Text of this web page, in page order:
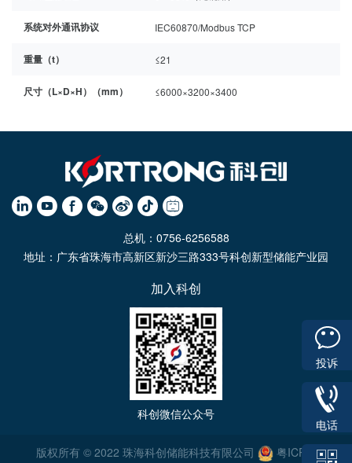
系统对外通讯协议 IEC60870/Modbus TCP
重量（t） ≤21
尺寸（L×D×H）（mm） ≤6000×3200×3400
总机：0756-6256588
地址：广东省珠海市高新区新沙三路333号科创新型储能产业园
加入科创
科创微信公众号
版权所有 © 2022 珠海科创储能科技有限公司 粤ICP备
投诉
电话